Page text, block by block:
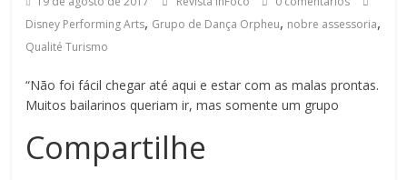
Disney Performing Arts, Grupo de Dança Orpheu, nobre assessoria,
Qualité Turismo
“Não foi fácil chegar até aqui e estar com as malas prontas.
Muitos bailarinos queriam ir, mas somente um grupo
Compartilhe